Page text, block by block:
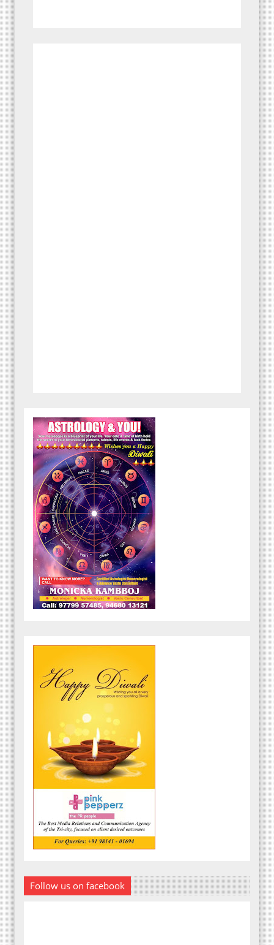
Follow us on facebook